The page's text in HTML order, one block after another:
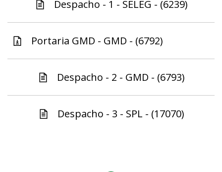
Despacho - 1 - SELEG - (6239)
Portaria GMD - GMD - (6792)
Despacho - 2 - GMD - (6793)
Despacho - 3 - SPL - (17070)